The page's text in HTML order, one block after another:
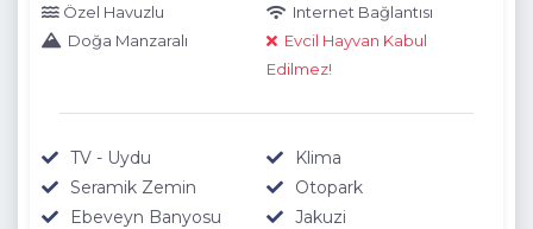
Özel Havuzlu
Internet Bağlantısı
Doğa Manzaralı
Evcil Hayvan Kabul
Edilmez!
TV - Uydu
Klima
Seramik Zemin
Otopark
Ebeveyn Banyosu
Jakuzi